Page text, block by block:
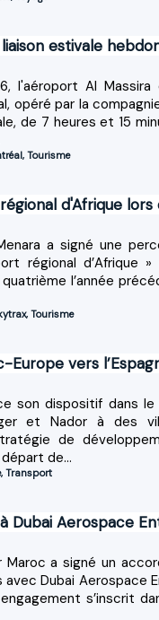
estivale
l'aéroport Al
opéré par la
de 7 heures et 15
, Tourisme
d'Afrique
a signé une
régional d’Afrique
l’année
, Tourisme
Europe vers
son dispositif dans
et Nador à des
de
de...
, Transport
Dubai Aerospace
Maroc a signé un
Dubai Aerospace
s’inscrit